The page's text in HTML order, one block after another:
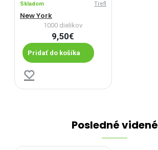
Skladom Trefl
New York
1000 dielikov
9,50€
Pridať do košíka
Posledné videné